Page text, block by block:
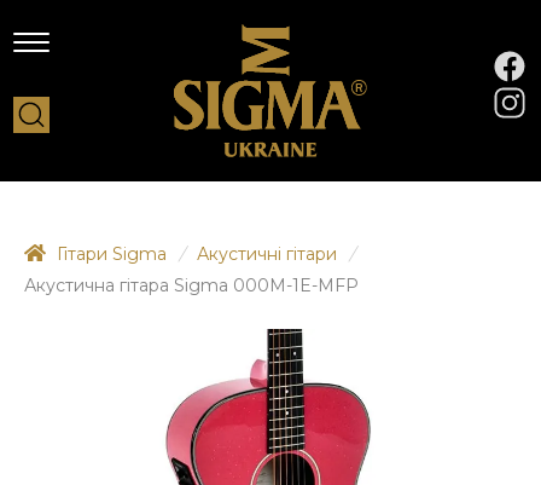
Гітари Sigma / Акустичні гітари
/
Акустична гітара Sigma 000M-1E-MFP